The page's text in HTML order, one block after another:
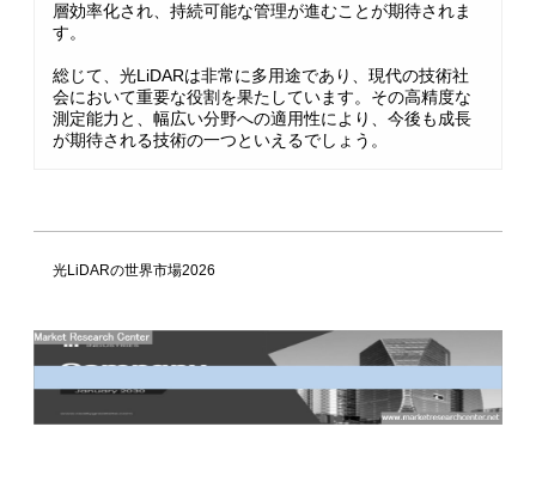
層効率化され、持続可能な管理が進むことが期待されま
す。
総じて、光LiDARは非常に多用途であり、現代の技術社
会において重要な役割を果たしています。その高精度な
測定能力と、幅広い分野への適用性により、今後も成長
が期待される技術の一つといえるでしょう。
光LiDARの世界市場2026